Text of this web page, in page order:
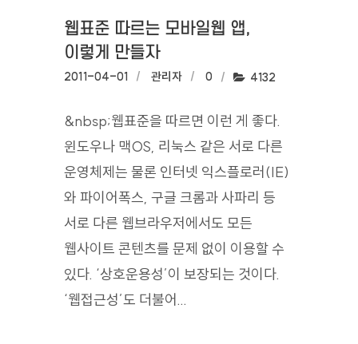
웹표준 따르는 모바일웹 앱,
이렇게 만들자
작성일:
2011-04-01 작성자:
관리자 댓글수:
0 조회수:
4132
&nbsp;웹표준을 따르면 이런 게 좋다.
윈도우나 맥OS, 리눅스 같은 서로 다른
운영체제는 물론 인터넷 익스플로러(IE)
와 파이어폭스, 구글 크롬과 사파리 등
서로 다른 웹브라우저에서도 모든
웹사이트 콘텐츠를 문제 없이 이용할 수
있다. ‘상호운용성’이 보장되는 것이다.
‘웹접근성’도 더불어...